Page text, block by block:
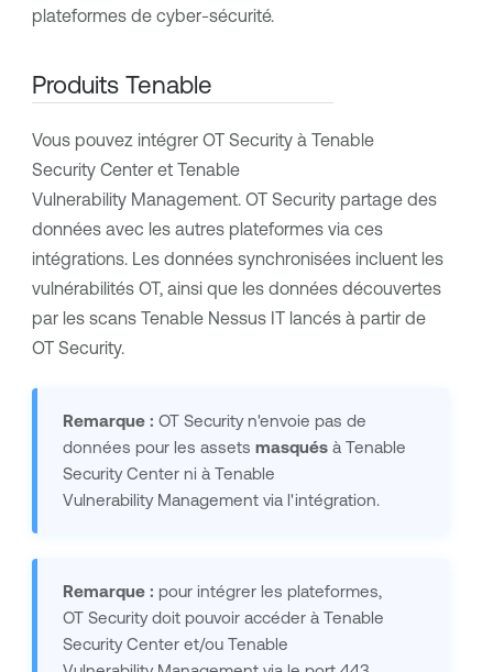
plateformes de cyber-sécurité.
Produits Tenable
Vous pouvez intégrer OT Securityà Tenable
Security Centeret Tenable
Vulnerability Management. OT Securitypartage des
données avec les autres plateformes via ces
intégrations. Les données synchronisées incluent les
vulnérabilités OT, ainsi que les données découvertes
par les scans Tenable NessusIT lancés à partir de
OT Security.
Remarque : OT Securityn'envoie pas de
données pour les assets masquésà Tenable
Security Centerni à Tenable
Vulnerability Managementvia l'intégration.
Remarque : pour intégrer les plateformes,
OT Securitydoit pouvoir accéder à Tenable
Security Centeret/ou Tenable